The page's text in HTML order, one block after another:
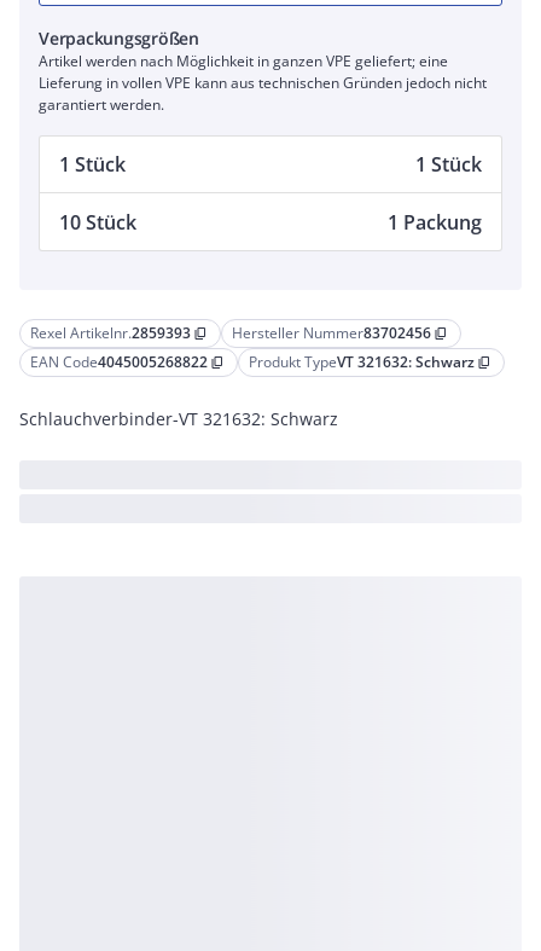
Rexel Artikelnr.2859393 content_copy Hersteller Nummer83702456 content_copy
EAN Code4045005268822 content_copy Produkt TypeVT 321632: Schwarz content_copy
Schlauchverbinder-VT 321632: Schwarz
Verpackungsgrößen
Artikel werden nach Möglichkeit in ganzen VPE geliefert; eine
Lieferung in vollen VPE kann aus technischen Gründen jedoch nicht
garantiert werden.
1 Stück 1 Stück
10 Stück 1 Packung